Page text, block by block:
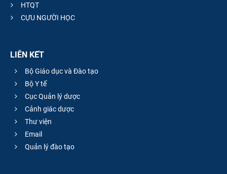
HTQT
CỰU NGƯỜI HỌC
LIÊN KẾT
Bộ Giáo dục và Đào tạo
Bộ Y tế
Cục Quản lý dược
Cảnh giác dược
Thư viện
Email
Quản lý đào tạo